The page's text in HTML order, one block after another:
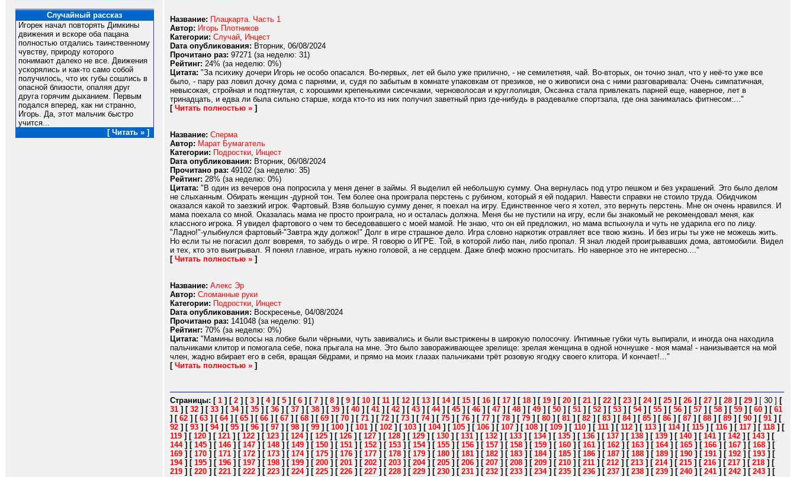
Случайный рассказ
Игорек начал повторять Димкины
движения и вскоре оба пацана
полностью отдались таинственному
чувству, природу которого
понимают далеко не все. Движения
ускорялись и как-то само собой
получилось, что их губы сошлись в
опасной близости, опаляя друг
друга горячим дыханием. Первым
подался вперед, как ни странно,
Игорь. Да, этот мальчик быстро
учится...
[ Читать » ]
Название: Плацкарта. Часть 1
Автор: Игорь Плотников
Категории: Случай, Инцест
Dата опубликования: Вторник, 06/08/2024
Прочитано раз: 97271 (за неделю: 31)
Рейтинг: 24% (за неделю: 0%)
Цитата: "За психику дочери Игорь не особо опасался. Во-первых, лет ей было уже прилично, - не семилетняя, чай. Во-вторых, он точно знал, что у неё-то уже все
было, - пару раз ловил дочку дома с парнями, и, судя по забытым в комнате упаковкам от презиков, не о живописи она с ними разговаривала: Очень симпатичная,
невысокая, стройная и подтянутая, с хорошими крепенькими сисечками, черноволосая и круглолицая, Оксанка стала привлекать парней еще, наверное, лет в
тринадцать, и едва ли была сильно старше, когда кто-то из них получил заветный приз где-нибудь в раздевалке спортзала, где она занималась фитнесом:..."
[ Читать полностью » ]
Название: Сперма
Автор: Марат Бумагатель
Категории: Подростки, Инцест
Dата опубликования: Вторник, 06/08/2024
Прочитано раз: 49102 (за неделю: 35)
Рейтинг: 28% (за неделю: 0%)
Цитата: "В один из вечеров она попросила у меня денег в займы. Я выделил ей небольшую сумму. Она вернулась под утро пешком и без украшений. Это было делом
не слыханным. Обирать женщин -дурной тон. Тем более она проиграла перстень с рубином, который я ей подарил. Навести справки не стоило труда. Обидчиком
оказался какой то заезжий игрок. Фартовый. Взяв большую сумму денег, я поехал на игру. Единственное чего я хотел, это вернуть перстень. Мне он очень нравился. И
мама поехала со мной. Оказалась мама не просто проиграла, но и осталась должна. Меня бы не пустили на игру, если бы знакомый не рекомендовал меня, как
классного игрока. Я увидел фартового о чем то беседовавшего с моей мамой. Не знаю, что он ей предложил, но мама вспыхнула и чуть не ударила его по лицу.
"Ладно!"-улыбнулся фартовый-"Завтра жду должок!" Долг в игре страшное дело. Игра словно наркотик отравляет все твою жизнь. И без игры ты уже не можешь жить.
Но если ты не погасил долг вовремя, то забудь о игре. Я говорю о ИГРЕ. Той, в которой либо пан, либо пропал. Я знал людей проигрывавших дома, автомобили. Видел
и тех, кто это выигрывал. Я понял главное, играть нужно головой, а не сердцем. Даже блеф можно просчитать. Но наверное это не интересно...."
[ Читать полностью » ]
Название: Алекс Эр
Автор: Сломанные руки
Категории: Подростки, Инцест
Dата опубликования: Воскресенье, 04/08/2024
Прочитано раз: 141048 (за неделю: 91)
Рейтинг: 70% (за неделю: 0%)
Цитата: "Мамины волосы на лобке были чёрными, чуть завивались и были выстрижены в широкую полосочку. Интимные губки чуть выпирали, и иногда она находила
пальчиками клитор и помогала себе, пока прыгала на мне. Это было завораживающее зрелище: зрелая женщина в одной ночнушке - моя мама! - нанизывается на мой
член, жадно вбирает его в себя, вращая бёдрами, и прямо на моих глазах пальчиками трёт розовую ягодку своего клитора. И кончает!..."
[ Читать полностью » ]
Страницы: [ 1 ] [ 2 ] [ 3 ] [ 4] [ 5 ] [ 6 ] [ 7 ] [ 8 ] [ 9 ] [ 10 ] [ 11 ] [ 12 ] [ 13 ] [ 14] [ 15 ] [ 16 ] [ 17 ] [ 18 ] [ 19 ] [ 20 ] [ 21 ] [ 22 ] [ 23 ] [ 24] [ 25 ] [ 26 ] [ 27 ] [ 28 ] [ 29 ] [ 30 ] [
31 ] [ 32 ] [ 33 ] [ 34] [ 35 ] [ 36 ] [ 37 ] [ 38 ] [ 39 ] [ 40 ] [ 41 ] [ 42 ] [ 43 ] [ 44] [ 45 ] [ 46 ] [ 47 ] [ 48 ] [ 49 ] [ 50 ] [ 51 ] [ 52 ] [ 53 ] [ 54] [ 55 ] [ 56 ] [ 57 ] [ 58 ] [ 59 ] [ 60 ] [ 61
] [ 62 ] [ 63 ] [ 64] [ 65 ] [ 66 ] [ 67 ] [ 68 ] [ 69 ] [ 70 ] [ 71 ] [ 72 ] [ 73 ] [ 74] [ 75 ] [ 76 ] [ 77 ] [ 78 ] [ 79 ] [ 80 ] [ 81 ] [ 82 ] [ 83 ] [ 84] [ 85 ] [ 86 ] [ 87 ] [ 88 ] [ 89 ] [ 90 ] [ 91 ] [
92 ] [ 93 ] [ 94] [ 95 ] [ 96 ] [ 97 ] [ 98 ] [ 99 ] [ 100 ] [ 101 ] [ 102 ] [ 103 ] [ 104] [ 105 ] [ 106 ] [ 107 ] [ 108 ] [ 109 ] [ 110 ] [ 111 ] [ 112 ] [ 113 ] [ 114] [ 115 ] [ 116 ] [ 117 ] [ 118 ] [
119 ] [ 120 ] [ 121 ] [ 122 ] [ 123 ] [ 124] [ 125 ] [ 126 ] [ 127 ] [ 128 ] [ 129 ] [ 130 ] [ 131 ] [ 132 ] [ 133 ] [ 134] [ 135 ] [ 136 ] [ 137 ] [ 138 ] [ 139 ] [ 140 ] [ 141 ] [ 142 ] [ 143 ] [
144] [ 145 ] [ 146 ] [ 147 ] [ 148 ] [ 149 ] [ 150 ] [ 151 ] [ 152 ] [ 153 ] [ 154] [ 155 ] [ 156 ] [ 157 ] [ 158 ] [ 159 ] [ 160 ] [ 161 ] [ 162 ] [ 163 ] [ 164] [ 165 ] [ 166 ] [ 167 ] [ 168 ] [
169 ] [ 170 ] [ 171 ] [ 172 ] [ 173 ] [ 174] [ 175 ] [ 176 ] [ 177 ] [ 178 ] [ 179 ] [ 180 ] [ 181 ] [ 182 ] [ 183 ] [ 184] [ 185 ] [ 186 ] [ 187 ] [ 188 ] [ 189 ] [ 190 ] [ 191 ] [ 192 ] [ 193 ] [
194] [ 195 ] [ 196 ] [ 197 ] [ 198 ] [ 199 ] [ 200 ] [ 201 ] [ 202 ] [ 203 ] [ 204] [ 205 ] [ 206 ] [ 207 ] [ 208 ] [ 209 ] [ 210 ] [ 211 ] [ 212 ] [ 213 ] [ 214] [ 215 ] [ 216 ] [ 217 ] [ 218 ] [
219 ] [ 220 ] [ 221 ] [ 222 ] [ 223 ] [ 224] [ 225 ] [ 226 ] [ 227 ] [ 228 ] [ 229 ] [ 230 ] [ 231 ] [ 232 ] [ 233 ] [ 234] [ 235 ] [ 236 ] [ 237 ] [ 238 ] [ 239 ] [ 240 ] [ 241 ] [ 242 ] [ 243 ] [